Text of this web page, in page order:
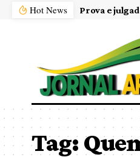
Hot News Prova e
Tag: